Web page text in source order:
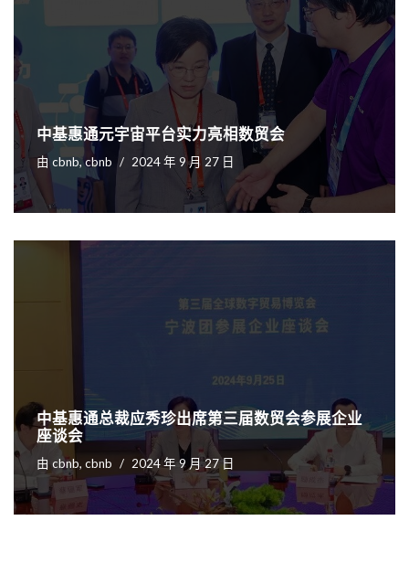
中基惠通元宇宙平台实力亮相数贸会
由 cbnb, cbnb 2024 年 9 月 27 日
中基惠通总裁应秀珍出席第三届数贸会参展企业
座谈会
由 cbnb, cbnb 2024 年 9 月 27 日